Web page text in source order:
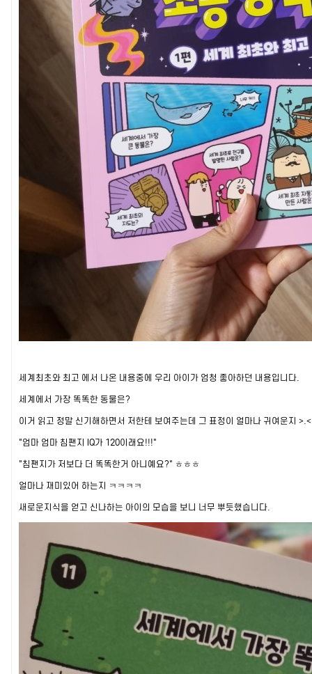
세계최초와 최고 에서 나온 내용중에 우리 아이가 엄청 좋아하던 내용입니다.
세계에서 가장 똑똑한 동물은?
이거 읽고 정말 신기해하면서 저한테 보여주는데 그 표정이 얼마나 귀여운지
"엄마 엄마 침팬지 IQ가 120이래요!!!"
"침팬지가 저보다 더 똑똑한거 아니예요?" ㅎㅎㅎ
얼마나 재미있어 하는지 ㅋㅋㅋㅋ
새로운지식을 얻고 신나하는 아이의 모습을 보니 너무 뿌듯했습니다.